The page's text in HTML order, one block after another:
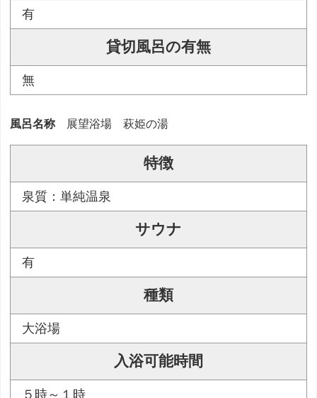
有
貸切風呂の有無
無
風呂名称 展望浴場 萩姫の湯
特徴
泉質：単純温泉
サウナ
有
種類
大浴場
入浴可能時間
５時～１時